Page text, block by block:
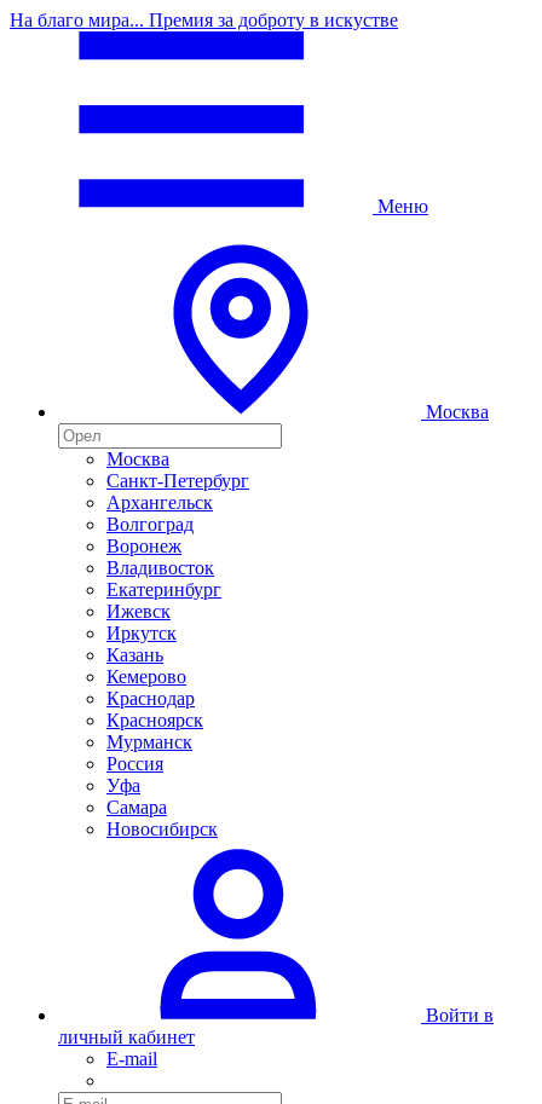
На благо мира... Премия за доброту в искустве
Меню
Москва
Москва
Санкт-Петербург
Архангельск
Волгоград
Воронеж
Владивосток
Екатеринбург
Ижевск
Иркутск
Казань
Кемерово
Краснодар
Красноярск
Мурманск
Россия
Уфа
Самара
Новосибирск
Войти в
личный кабинет
E-mail